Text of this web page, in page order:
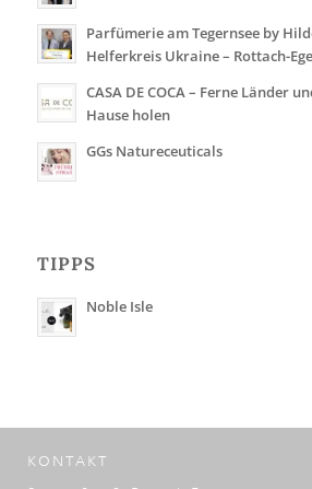
Parfümerie am Tegernsee by
Helferkreis Ukraine – Rottach-
CASA DE COCA – Ferne Länder
Hause holen
GGs Natureceuticals
TIPPS
Noble Isle
KONTAKT